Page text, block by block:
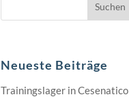
Suchen
Neueste Beiträge
Trainingslager in Cesenatico